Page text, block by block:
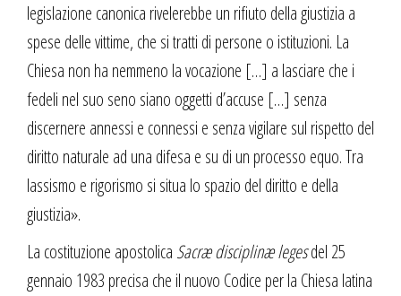
legislazione canonica rivelerebbe un rifiuto della giustizia a
spese delle vittime, che si tratti di persone o istituzioni. La
Chiesa non ha nemmeno la vocazione […] a lasciare che i
fedeli nel suo seno siano oggetti d’accuse […] senza
discernere annessi e connessi e senza vigilare sul rispetto del
diritto naturale ad una difesa e su di un processo equo. Tra
lassismo e rigorismo si situa lo spazio del diritto e della
giustizia».
La costituzione apostolica Sacræ disciplinæ legesdel 25
gennaio 1983 precisa che il nuovo Codice per la Chiesa latina